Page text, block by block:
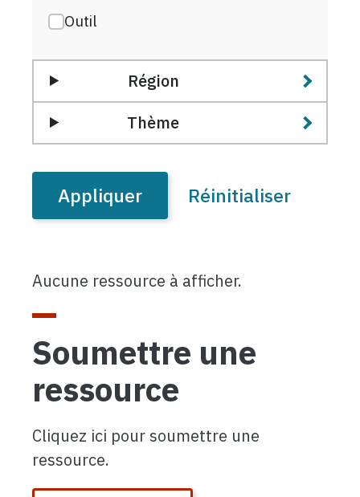
Outil
Région
Thème
Aucune ressource à afficher.
Soumettre une
ressource
Cliquez ici pour soumettre une
ressource.